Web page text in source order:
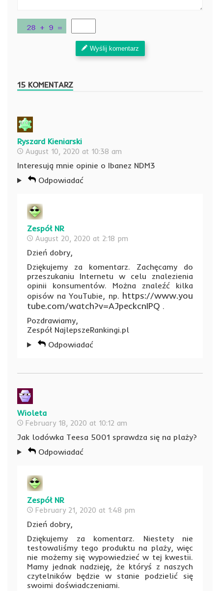
Wyślij komentarz
15 KOMENTARZ
Ryszard Kieniarski
August 10, 2020 at 10:38 am
Interesują mnie opinie o Ibanez NDM3
Odpowiadać
Zespół NR
August 20, 2020 at 2:18 pm
Dzień dobry,
Dziękujemy za komentarz. Zachęcamy do
przeszukaniu Internetu w celu znalezienia
opinii konsumentów. Można znaleźć kilka
opisów na YouTubie, np. https://www.you
tube.com/watch?v=AJpeckcnIPQ .
Pozdrawiamy,
Zespół NajlepszeRankingi.pl
Odpowiadać
Wioleta
February 18, 2020 at 10:12 am
Jak lodówka Teesa 5001 sprawdza się na plaży?
Odpowiadać
Zespół NR
February 21, 2020 at 1:48 pm
Dzień dobry,
Dziękujemy za komentarz. Niestety nie
testowaliśmy tego produktu na plaży, więc
nie możemy się wypowiedzieć w tej kwestii.
Mamy jednak nadzieję, że któryś z naszych
czytelników będzie w stanie podzielić się
swoimi doświadczeniami.